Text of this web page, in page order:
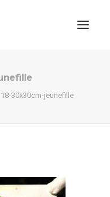
18-30x30cm-jeunefille